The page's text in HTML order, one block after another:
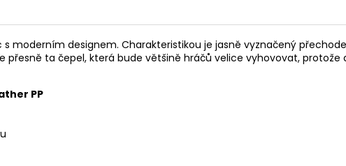
moderním designem. Charakteristikou je jasně vyznačený
přesně ta čepel, která bude většině hráčů velice vyhovovat, protože
PP